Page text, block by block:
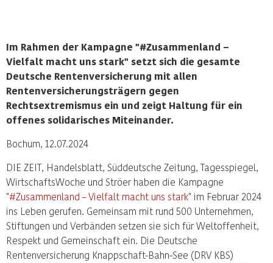
Im Rahmen der Kampagne "#Zusammenland –
Vielfalt macht uns stark" setzt sich die gesamte
Deutsche Rentenversicherung mit allen
Rentenversicherungsträgern gegen
Rechtsextremismus ein und zeigt Haltung für ein
offenes solidarisches Miteinander.
Bochum, 12.07.2024
DIE ZEIT, Handelsblatt, Süddeutsche Zeitung, Tagesspiegel,
WirtschaftsWoche und Ströer haben die Kampagne
"#Zusammenland – Vielfalt macht uns stark" im Februar 2024
ins Leben gerufen. Gemeinsam mit rund 500 Unternehmen,
Stiftungen und Verbänden setzen sie sich für Weltoffenheit,
Respekt und Gemeinschaft ein. Die Deutsche
Rentenversicherung Knappschaft-Bahn-See (DRV KBS)